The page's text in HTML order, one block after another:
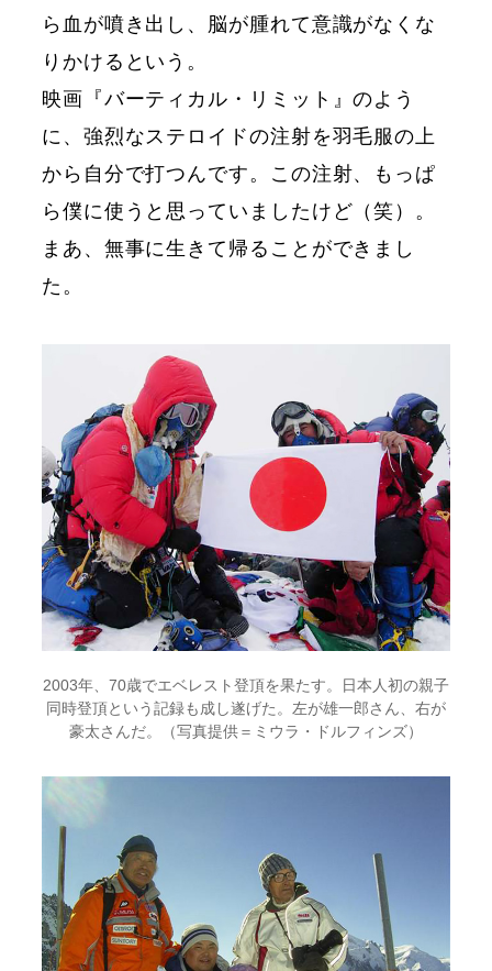
ら血が噴き出し、脳が腫れて意識がなくな
りかけるという。
映画『バーティカル・リミット』のよう
に、強烈なステロイドの注射を羽毛服の上
から自分で打つんです。この注射、もっぱ
ら僕に使うと思っていましたけど（笑）。
まあ、無事に生きて帰ることができまし
た。
2003年、70歳でエベレスト登頂を果たす。日本人初の親子
同時登頂という記録も成し遂げた。左が雄一郎さん、右が
豪太さんだ。（写真提供＝ミウラ・ドルフィンズ）